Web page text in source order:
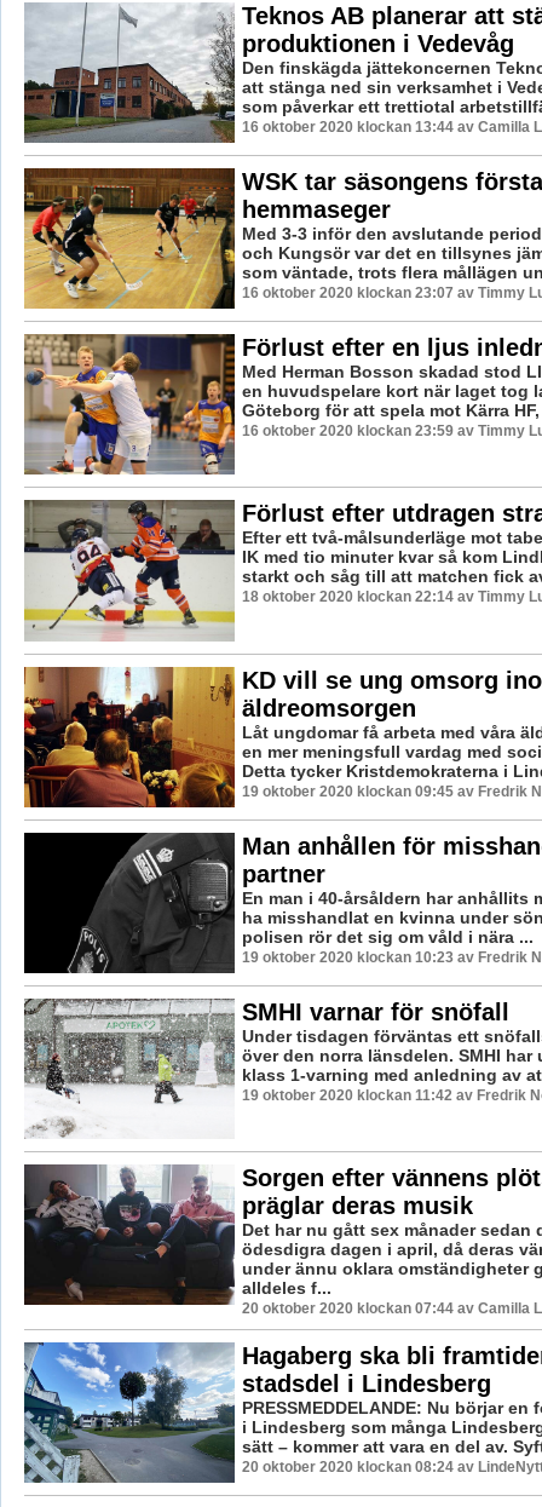
Teknos AB planerar att
produktionen i Vedevåg
Den finskägda jättekoncernen
att stänga ned sin verksamhet i
som påverkar ett trettiotal
16 oktober 2020 klockan 13:44 av Camilla
WSK tar säsongens första
hemmaseger
Med 3-3 inför den avslutande
och Kungsör var det en tillsynes
som väntade, trots flera mållägen
16 oktober 2020 klockan 23:07 av Timmy
Förlust efter en ljus
Med Herman Bosson skadad stod
en huvudspelare kort när laget tog
Göteborg för att spela mot Kärra
16 oktober 2020 klockan 23:59 av Timmy
Förlust efter utdragen
Efter ett två-målsunderläge mot
IK med tio minuter kvar så kom
starkt och såg till att matchen fick
18 oktober 2020 klockan 22:14 av Timmy
KD vill se ung omsorg
äldreomsorgen
Låt ungdomar få arbeta med våra
en mer meningsfull vardag med
Detta tycker Kristdemokraterna i
19 oktober 2020 klockan 09:45 av Fredrik
Man anhållen för
partner
En man i 40-årsåldern har anhållits
ha misshandlat en kvinna under
polisen rör det sig om våld i nära ...
19 oktober 2020 klockan 10:23 av Fredrik
SMHI varnar för snöfall
Under tisdagen förväntas ett
över den norra länsdelen. SMHI har
klass 1-varning med anledning av
19 oktober 2020 klockan 11:42 av Fredrik
Sorgen efter vännens
präglar deras musik
Det har nu gått sex månader sedan
ödesdigra dagen i april, då deras
under ännu oklara omständigheter
alldeles f...
20 oktober 2020 klockan 07:44 av Camilla
Hagaberg ska bli
stadsdel i Lindesberg
PRESSMEDDELANDE: Nu börjar en
i Lindesberg som många
sätt – kommer att vara en del av.
20 oktober 2020 klockan 08:24 av